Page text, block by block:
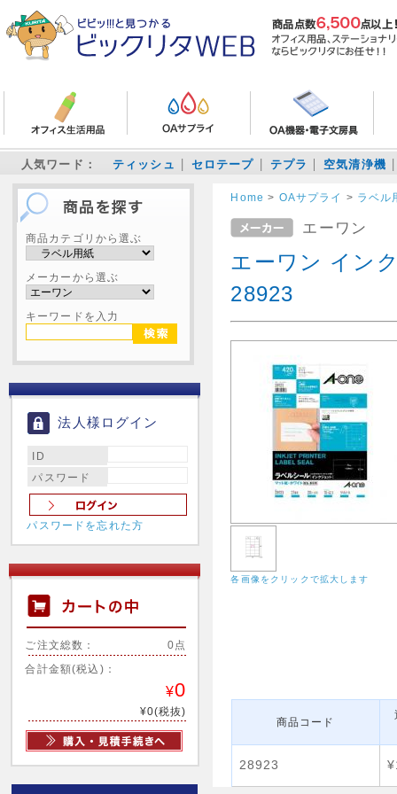
人気ワード： ティッシュ セロテープ テプラ 空気清浄機
商品カテゴリから選ぶ
メーカーから選ぶ
キーワードを入力
法人様ログイン
ID
パスワード
パスワードを忘れた方
ご注文総数： 0点
合計金額(税込)：
¥0
¥0(税抜)
Home > OAサプライ > ラベル
エーワン
エーワン イ
28923
各画像をクリックで拡大します
商品コード
28923